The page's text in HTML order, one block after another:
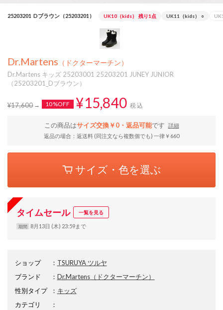
25203201_Dブラウン（25203201） UK10（kids） 残り1点 UK11（kids） ○
Dr.Martens （ドクターマーチン）
Dr.Martens キッズ 25203001 25203201 JUNEY JUNIOR
（25203201_Dブラウン）
¥17,600 10%OFF ¥15,840 税込
この商品はサイズ交換￥0・返品可能です
詳細
返品の場合：返送料 (同注文なら複数個でも) 一律￥660
サイズ・色を選ぶ
タイムセール 一覧を見る
期間 8月13日 (木) 23:59まで
ショップ ： TSURUYA ツルヤ
ブランド
： Dr.Martens（ドクターマーチン）
性別タイプ
： キッズ
カテゴリ
：